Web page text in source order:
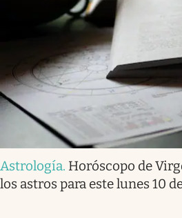
Astrología. Horóscopo de
los astros para este lunes 10